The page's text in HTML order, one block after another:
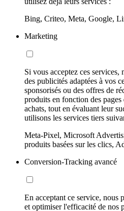
Bing, Criteo, Meta, Google,
Marketing
Si vous acceptez ces
des publicités adaptées à vos
sponsorisés ou des offres de
produits en fonction des
achats, tout en évaluant leur
utilisons les services tiers
Meta-Pixel, Microsoft
produits basées sur les clics,
Conversion-Tracking avancé
En acceptant ce service, nous
et optimiser l'efficacité de nos